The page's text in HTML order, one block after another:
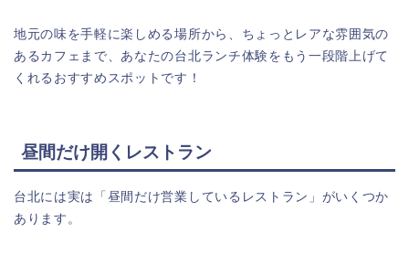
地元の味を手軽に楽しめる場所から、ちょっとレアな雰囲気の
あるカフェまで、あなたの台北ランチ体験をもう一段階上げて
くれるおすすめスポットです！
昼間だけ開くレストラン
台北には実は「昼間だけ営業しているレストラン」がいくつか
あります。